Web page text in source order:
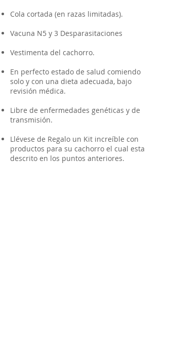
Cola cortada (en razas limitadas).
Vacuna N5 y 3 Desparasitaciones
Vestimenta del cachorro.
En perfecto estado de salud comiendo
solo y con una dieta adecuada, bajo
revisión médica.
Libre de enfermedades genéticas y de
transmisión.
Llévese de Regalo un Kit increíble con
productos para su cachorro el cual esta
descrito en los puntos anteriores.